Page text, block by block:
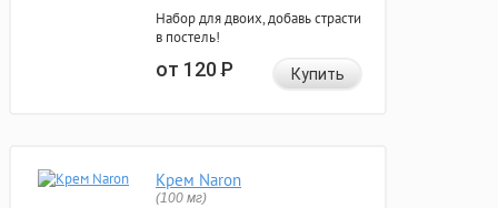
Набор для двоих, добавь страсти
в постель!
от 120Р Купить
Крем Naron
(100 мг)